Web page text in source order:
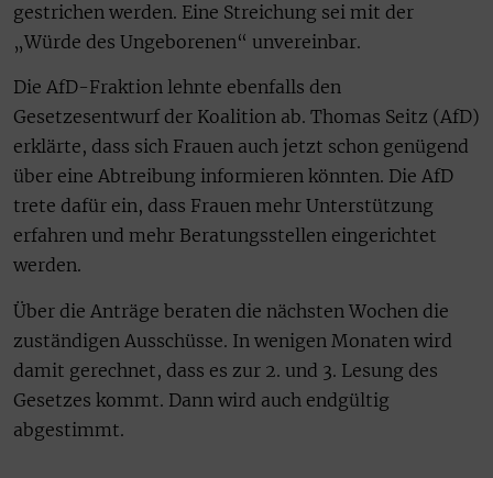
gestrichen werden. Eine Streichung sei mit der
„Würde des Ungeborenen“ unvereinbar.
Die AfD-Fraktion lehnte ebenfalls den
Gesetzesentwurf der Koalition ab. Thomas Seitz (AfD)
erklärte, dass sich Frauen auch jetzt schon genügend
über eine Abtreibung informieren könnten. Die AfD
trete dafür ein, dass Frauen mehr Unterstützung
erfahren und mehr Beratungsstellen eingerichtet
werden.
Über die Anträge beraten die nächsten Wochen die
zuständigen Ausschüsse. In wenigen Monaten wird
damit gerechnet, dass es zur 2. und 3. Lesung des
Gesetzes kommt. Dann wird auch endgültig
abgestimmt.